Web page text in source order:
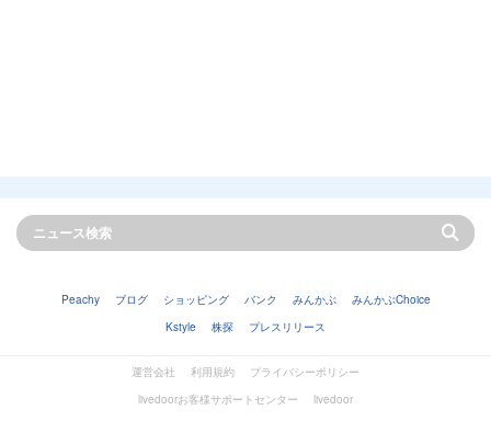
Peachy ブログ ショッピング バンク みんかぶ
みんかぶChoice
Kstyle
株探 プレスリリース
運営会社 利用規約
プライバシーポリシー
livedoorお客様サポートセンター
livedoor